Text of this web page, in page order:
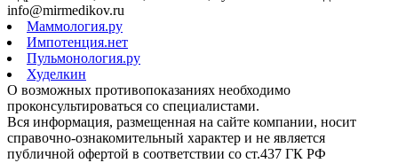
info@mirmedikov.ru
Маммология.ру
Импотенция.нет
Пульмонология.ру
Худелкин
О возможных противопоказаниях необходимо
проконсультироваться со специалистами.
Вся информация, размещенная на сайте компании, носит
справочно-ознакомительный характер и не является
публичной офертой в соответствии со ст.437 ГК РФ